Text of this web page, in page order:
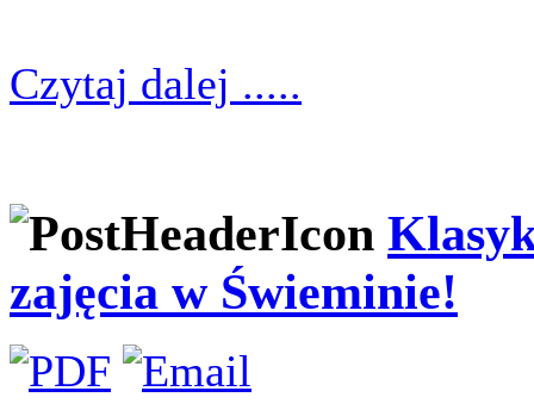
Czytaj dalej .....
zajęcia w Świeminie!